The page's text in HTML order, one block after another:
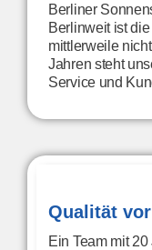
Berliner
Berlinweit ist
mittlerweile
Jahren steht
Service und
Qualität
Ein Team mit